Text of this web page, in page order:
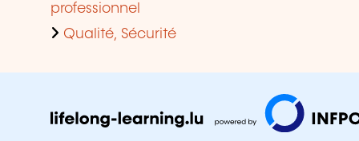
professionnel
Qualité, Sécurité